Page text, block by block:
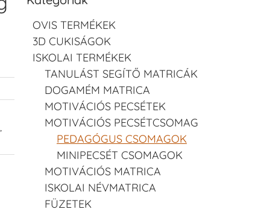
OVIS TERMÉKEK
3D CUKISÁGOK
ISKOLAI TERMÉKEK
TANULÁST SEGÍTŐ MATRICÁK
DOGAMÉM MATRICA
MOTIVÁCIÓS PECSÉTEK
MOTIVÁCIÓS PECSÉTCSOMAG
PEDAGÓGUS CSOMAGOK
MINIPECSÉT CSOMAGOK
MOTIVÁCIÓS MATRICA
ISKOLAI NÉVMATRICA
FÜZETEK